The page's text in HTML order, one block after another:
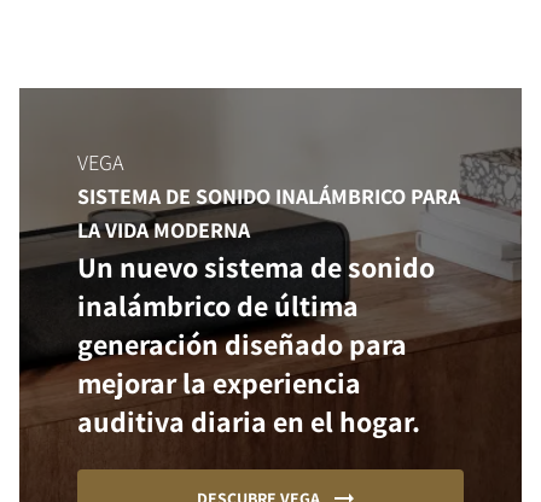
VEGA
SISTEMA DE SONIDO INALÁMBRICO PARA
LA VIDA MODERNA
Un nuevo sistema de sonido
inalámbrico de última
generación diseñado para
mejorar la experiencia
auditiva diaria en el hogar.